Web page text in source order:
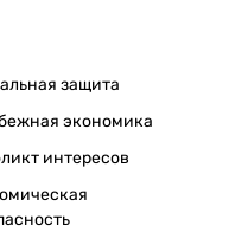
защита
экономика
интересов